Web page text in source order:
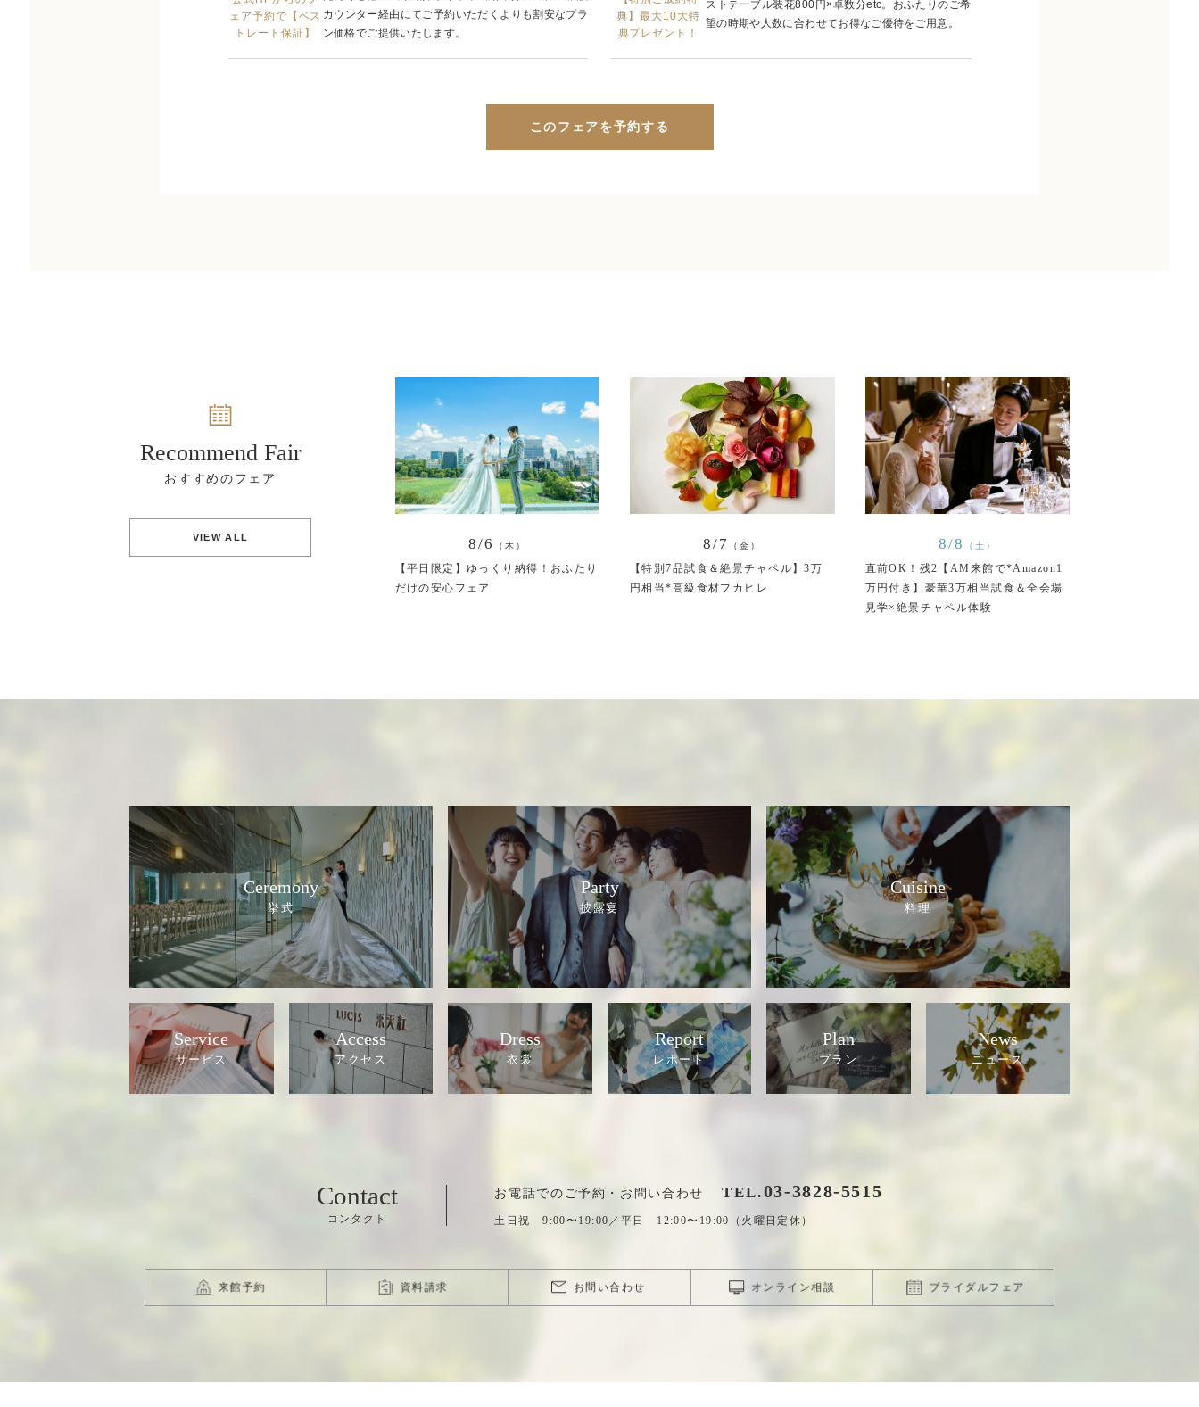
ェア予約で【ベス
トレート保証】
カウンター経由にてご予約いただくよりも割安なプラ
ン価格でご提供いたします。
典】最大10大特
典プレゼント！
ストテーブル装花800円×卓数分etc。おふたりのご希
望の時期や人数に合わせてお得なご優待をご用意。
このフェアを予約する
Recommend Fair
8/6 （木）
【平日限定】ゆっくり納得！おふたり
だけの安心フェア
8/7 （金）
【特別7品試食＆絶景チャペル】3万
円相当*高級食材フカヒレ
8/8 （土）
直前OK！残2【AM来館で*Amazon1
万円付き】豪華3万相当試食＆全会場
見学×絶景チャペル体験
VIEW ALL
Ceremony Party Cuisine
Service Access Dress Report Plan News
Contact お電話でのご予約・お問い合わせ TEL.03-3828-5515
土日祝 9:00〜19:00／平日 12:00〜19:00（火曜日定休）
来館予約 資料請求 お問い合わせ オンライン相談 ブライダルフェア